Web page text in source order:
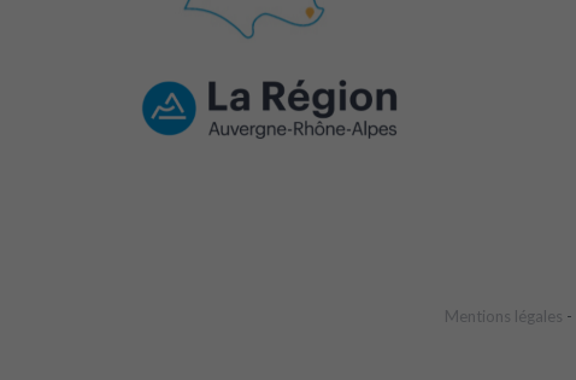
Mentions légales -